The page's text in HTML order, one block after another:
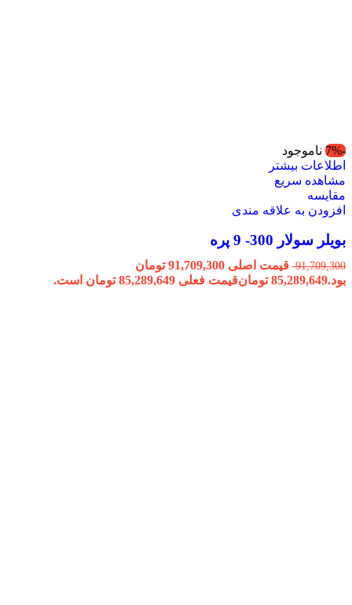
-7%
ناموجود
اطلاعات بیشتر
مشاهده سریع
مقایسه
افزودن به علاقه مندی
بویلر سولار 300- 9 پره
91,709,300
قیمت اصلی 91,709,300 تومان
بود.85,289,649 تومانقیمت فعلی 85,289,649 تومان است.